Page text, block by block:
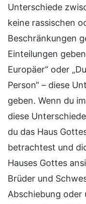
Unterschiede
keine rassischen
Beschränkungen
Einteilungen
Europäer“ oder
Person“ – diese
geben. Wenn du
diese
du das Haus
betrachtest und
Hauses Gottes
Brüder und
Abschiebung